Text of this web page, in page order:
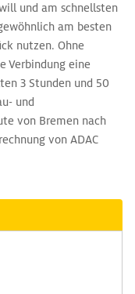
und am schnellsten
am besten
nutzen. Ohne
Verbindung eine
3 Stunden und 50
und
von Bremen nach
von ADAC